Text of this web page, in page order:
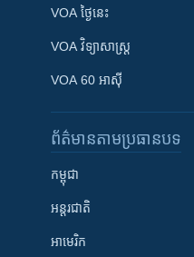
VOA ថ្ងៃនេះ
VOA ​វិទ្យាសាស្ត្រ
VOA 60 អាស៊ី
ព័ត៌មាន​តាមប្រធានបទ​
កម្ពុជា
អន្តរជាតិ
អាមេរិក